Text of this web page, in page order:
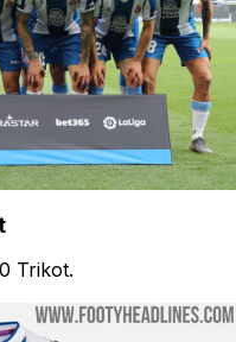
Trikot.